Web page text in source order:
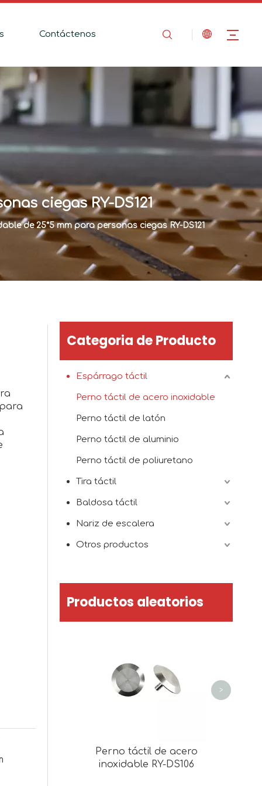
Contáctenos
ciegas RY-DS121
de 25*5 mm para personas ciegas RY-DS121
Categoria de Producto
Espárrago táctil
Perno táctil de acero inoxidable
Perno táctil de latón
Perno táctil de aluminio
Perno táctil de poliuretano
Tira táctil
Baldosa táctil
Nariz de escalera
Otros productos
Productos aleatorios
Perno táctil de acero
inoxidable RY-DS106
>